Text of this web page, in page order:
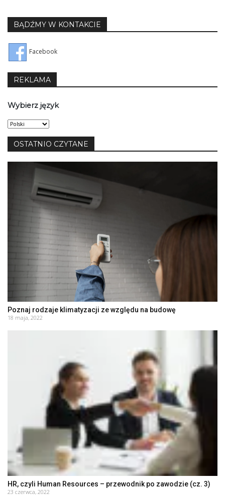
BĄDŹMY W KONTAKCIE
Facebook
REKLAMA
Wybierz język
Wybierz
język
OSTATNIO CZYTANE
Poznaj rodzaje klimatyzacji ze względu na budowę
18 maja, 2022
HR, czyli Human Resources – przewodnik po zawodzie (cz. 3)
23 czerwca, 2022